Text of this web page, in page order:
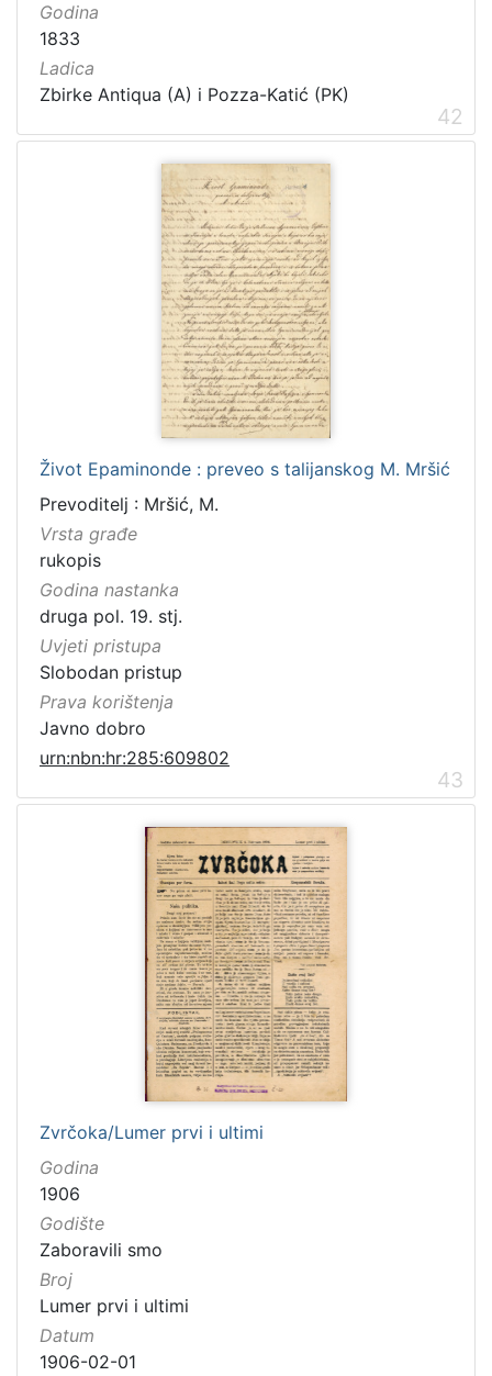
Godina
1833
Ladica
Zbirke Antiqua (A) i Pozza-Katić (PK)
42
Život Epaminonde : preveo s talijanskog M. Mršić
Prevoditelj : Mršić, M.
Vrsta građe
rukopis
Godina nastanka
druga pol. 19. stj.
Uvjeti pristupa
Slobodan pristup
Prava korištenja
Javno dobro
urn:nbn:hr:285:609802
43
Zvrčoka/Lumer prvi i ultimi
Godina
1906
Godište
Zaboravili smo
Broj
Lumer prvi i ultimi
Datum
1906-02-01